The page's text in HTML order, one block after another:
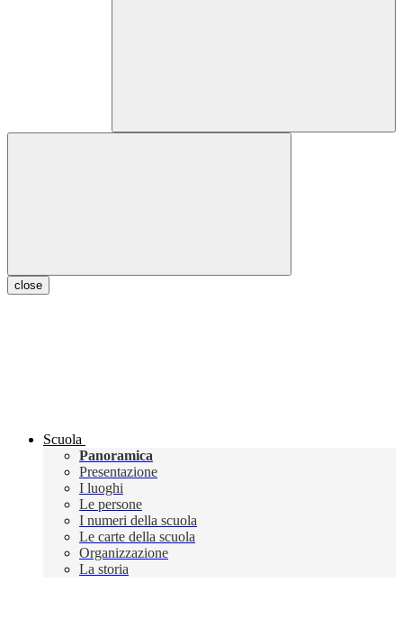
close
Scuola
Panoramica
Presentazione
I luoghi
Le persone
I numeri della scuola
Le carte della scuola
Organizzazione
La storia